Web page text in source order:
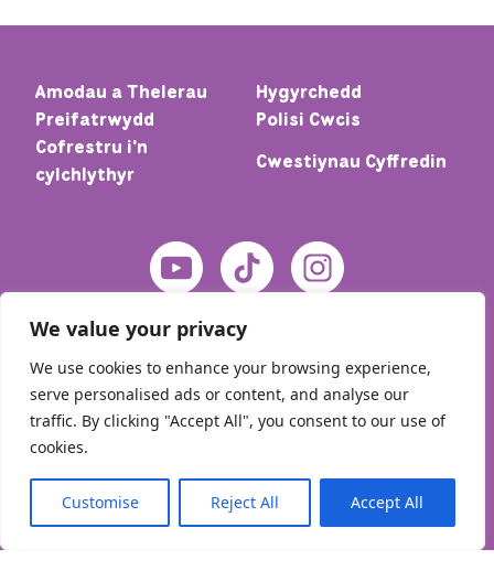
We value your privacy
We use cookies to enhance your browsing experience,
serve personalised ads or content, and analyse our
traffic. By clicking "Accept All", you consent to our use of
cookies.
Customise Reject All Accept All
Amodau a Thelerau
Hygyrchedd
Preifatrwydd
Polisi Cwcis
Cofrestru i'n
cylchlythyr
Cwestiynau Cyffredin
© 2026 Cartref – Meic. Cedwir pob hawl